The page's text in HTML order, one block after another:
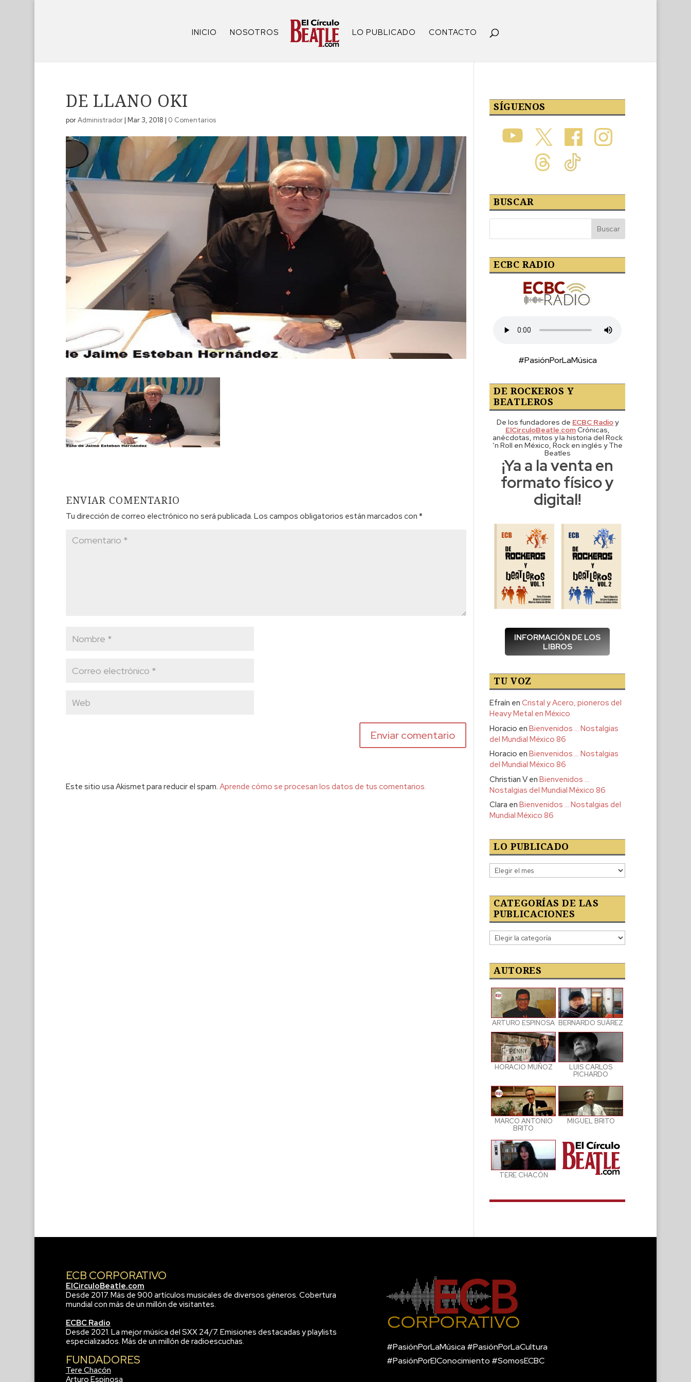
INICIO NOSOTROS LO PUBLICADO CONTACTO
DE LLANO OKI
porAdministrador| Mar 3, 2018 | 0 Comentarios
ENVIAR COMENTARIO
Tu dirección de correo electrónico no será publicada. Los campos obligatorios están marcados con *
Este sitio usa Akismet para reducir el spam. Aprende cómo se procesan los datos de tus comentarios.
SÍGUENOS
BUSCAR
ECBC RADIO
#PasiónPorLaMúsica
DE ROCKEROS Y
BEATLEROS
De los fundadores de ECBC Radioy
ElCirculoBeatle.comCrónicas,
anécdotas, mitos y la historia del Rock
‘n Roll en México, Rock en inglés y The
Beatles
¡Ya a la venta en
formato físico y
digital!
INFORMACIÓN DE LOS
LIBROS
TU VOZ
Efraín enCristal y Acero, pioneros del
Heavy Metal en México
Horacio enBienvenidos … Nostalgias
del Mundial México 86
Horacio enBienvenidos … Nostalgias
del Mundial México 86
Christian VenBienvenidos …
Nostalgias del Mundial México 86
Clara enBienvenidos … Nostalgias del
Mundial México 86
LO PUBLICADO
Lo
publicado
CATEGORÍAS DE LAS
PUBLICACIONES
Categorías
de
publicaciones
AUTORES
ARTURO ESPINOSA BERNARDO SUÁREZ
HORACIO MUÑOZ
LUIS CARLOS
PICHARDO
MARCO ANTONIO
BRITO
MIGUEL BRITO
TERE CHACÓN
ECB CORPORATIVO
ElCirculoBeatle.com
Desde 2017. Más de 900 artículos musicales de diversos géneros. Cobertura
mundial con más de un millón de visitantes.
ECBC Radio
Desde 2021. La mejor música del SXX 24/7. Emisiones destacadas y playlists
especializados. Más de un millón de radioescuchas.
FUNDADORES
Tere Chacón
Arturo Espinosa
#PasiónPorLaMúsica #PasiónPorLaCultura
#PasiónPorElConocimiento #SomosECBC